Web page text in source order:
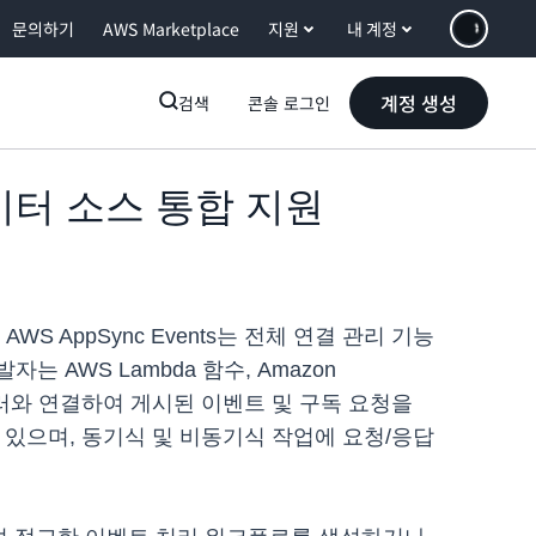
문의하기 AWS Marketplace 지원 내 계정
검색 콘솔 로그인 계정 생성
소스 통합 지원
AppSync Events는 전체 연결 관리 기능
자는 AWS Lambda 함수, Amazon
연결하여 게시된 이벤트 및 구독 요청을
으며, 동기식 및 비동기식 작업에 요청/응답